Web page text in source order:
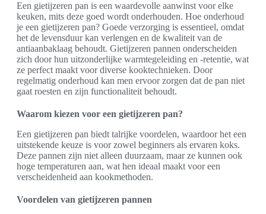
Een gietijzeren pan is een waardevolle aanwinst voor elke
keuken, mits deze goed wordt onderhouden. Hoe onderhoud
je een gietijzeren pan? Goede verzorging is essentieel, omdat
het de levensduur kan verlengen en de kwaliteit van de
antiaanbaklaag behoudt. Gietijzeren pannen onderscheiden
zich door hun uitzonderlijke warmtegeleiding en -retentie, wat
ze perfect maakt voor diverse kooktechnieken. Door
regelmatig onderhoud kan men ervoor zorgen dat de pan niet
gaat roesten en zijn functionaliteit behoudt.
Waarom kiezen voor een gietijzeren pan?
Een gietijzeren pan biedt talrijke voordelen, waardoor het een
uitstekende keuze is voor zowel beginners als ervaren koks.
Deze pannen zijn niet alleen duurzaam, maar ze kunnen ook
hoge temperaturen aan, wat hen ideaal maakt voor een
verscheidenheid aan kookmethoden.
Voordelen van gietijzeren pannen